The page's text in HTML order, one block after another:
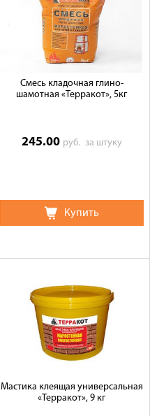
Смесь кладочная глино-
шамотная «Терракот», 5кг
245.00 руб. за штуку
Купить
Мастика клеящая универсальная
«Терракот», 9 кг